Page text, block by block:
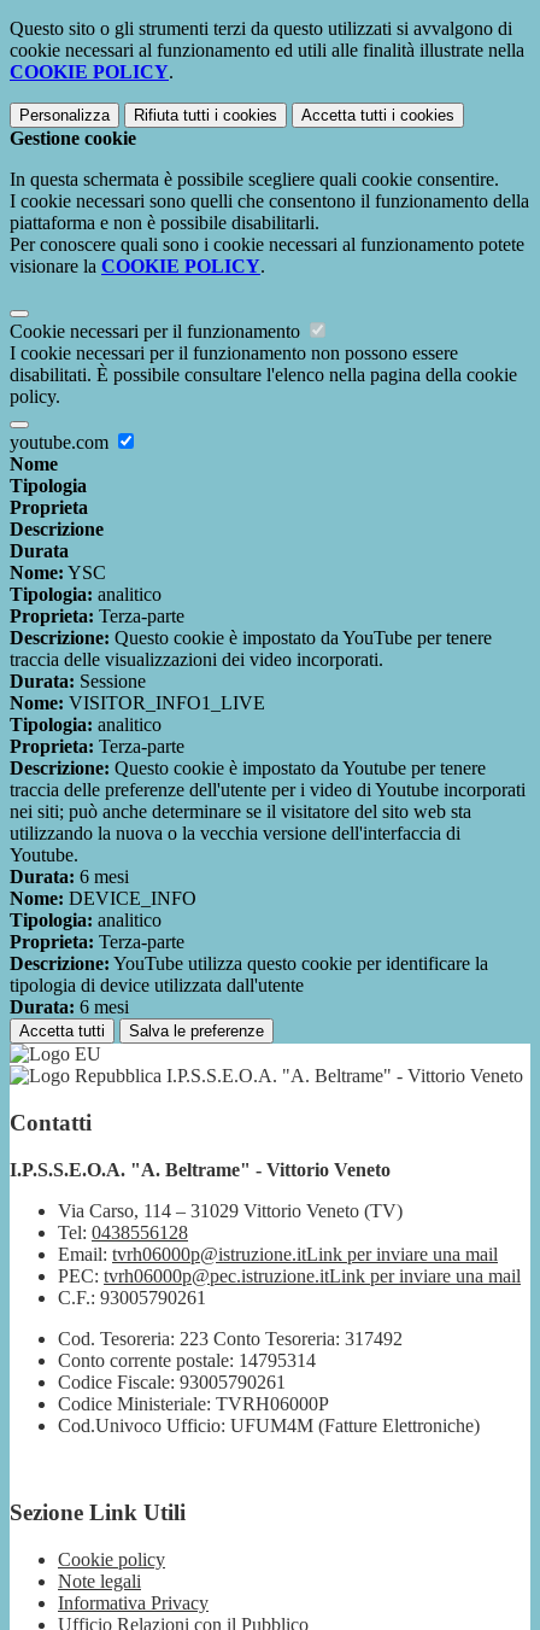
Questo sito o gli strumenti terzi da questo utilizzati si avvalgono di
cookie necessari al funzionamento ed utili alle finalità illustrate nella
COOKIE POLICY.
Personalizza Rifiuta tutti i cookies Accetta tutti i cookies
Gestione cookie
In questa schermata è possibile scegliere quali cookie consentire.
I cookie necessari sono quelli che consentono il funzionamento della
piattaforma e non è possibile disabilitarli.
Per conoscere quali sono i cookie necessari al funzionamento potete
visionare la COOKIE POLICY.
Cookie necessari per il funzionamento
I cookie necessari per il funzionamento non possono essere
disabilitati. È possibile consultare l'elenco nella pagina della cookie
policy.
youtube.com
Nome
Tipologia
Proprieta
Descrizione
Durata
Nome: YSC
Tipologia: analitico
Proprieta: Terza-parte
Descrizione: Questo cookie è impostato da YouTube per tenere
traccia delle visualizzazioni dei video incorporati.
Durata: Sessione
Nome: VISITOR_INFO1_LIVE
Tipologia: analitico
Proprieta: Terza-parte
Descrizione: Questo cookie è impostato da Youtube per tenere
traccia delle preferenze dell'utente per i video di Youtube incorporati
nei siti; può anche determinare se il visitatore del sito web sta
utilizzando la nuova o la vecchia versione dell'interfaccia di
Youtube.
Durata: 6 mesi
Nome: DEVICE_INFO
Tipologia: analitico
Proprieta: Terza-parte
Descrizione: YouTube utilizza questo cookie per identificare la
tipologia di device utilizzata dall'utente
Durata: 6 mesi
Accetta tutti Salva le preferenze
I.P.S.S.E.O.A. "A. Beltrame" - Vittorio Veneto
Contatti
I.P.S.S.E.O.A. "A. Beltrame" - Vittorio Veneto
Via Carso, 114 – 31029 Vittorio Veneto (TV)
Tel: 0438556128
Email: tvrh06000p@istruzione.itLink per inviare una mail
PEC: tvrh06000p@pec.istruzione.itLink per inviare una mail
C.F.: 93005790261
Cod. Tesoreria: 223 Conto Tesoreria: 317492
Conto corrente postale: 14795314
Codice Fiscale: 93005790261
Codice Ministeriale: TVRH06000P
Cod.Univoco Ufficio: UFUM4M (Fatture Elettroniche)
Sezione Link Utili
Cookie policy
Note legali
Informativa Privacy
Ufficio Relazioni con il Pubblico